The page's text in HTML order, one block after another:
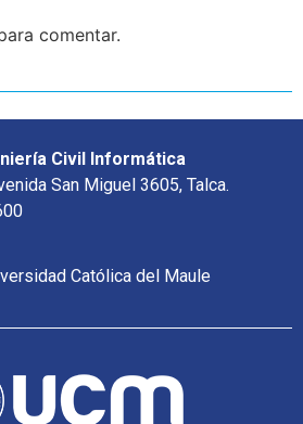
comentar.
Civil Informática
San Miguel 3605, Talca.
Católica del Maule